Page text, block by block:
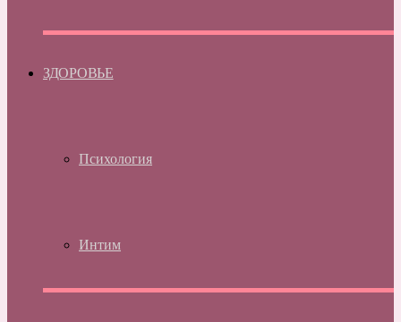
ЗДОРОВЬЕ
Психология
Интим